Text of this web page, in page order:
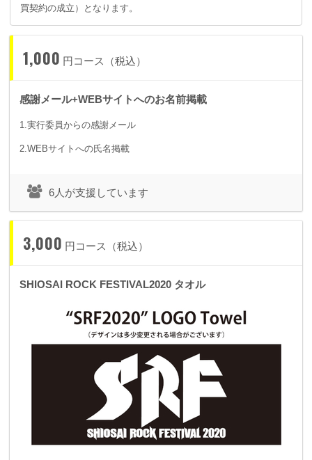
買契約の成立）となります。
1,000 円コース（税込）
感謝メール+WEBサイトへのお名前掲載
1.実行委員からの感謝メール
2.WEBサイトへの氏名掲載
6人が支援しています
3,000 円コース（税込）
SHIOSAI ROCK FESTIVAL2020 タオル